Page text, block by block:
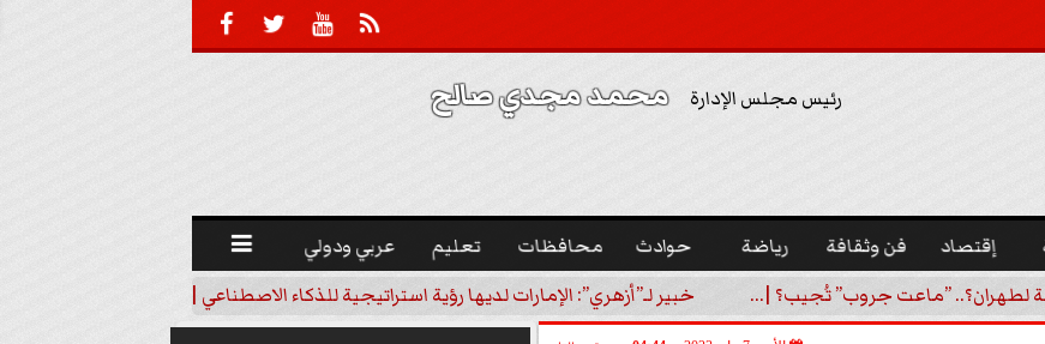
  

رئيس مجلس الإدارة محمد مجدي صالح
إقتصاد فن وثقافة رياضة حوادث محافظات تعليم عربي ودولي 
لطهران؟.. ”ماعت جروب” تُجيب؟ |... خبير لـ”أزهري”: الإمارات لديها رؤية استراتيجية للذكاء الاصطناعي | فيديو